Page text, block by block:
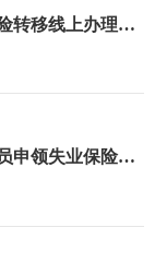
2023重庆失业保险可以转移吗 重庆失业保险转移线上办理指南
2023重庆失业金线上领取流程 重庆失业人员申领失业保险金的条件